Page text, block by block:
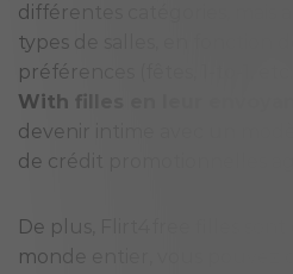
différentes catégories, mais
types de salles, en fonction
préférences (fêtes, 1-to-1,
With filles en leur
devenir intime avec un
de crédit promotionnelles
De plus, Flirt4free filles sont
monde entier, vous pouvez